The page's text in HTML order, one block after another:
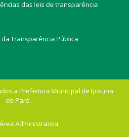
das leis de transparência
Transparência Pública
a Prefeitura Municipal de Ipixuna
do Pará.
Administrativa